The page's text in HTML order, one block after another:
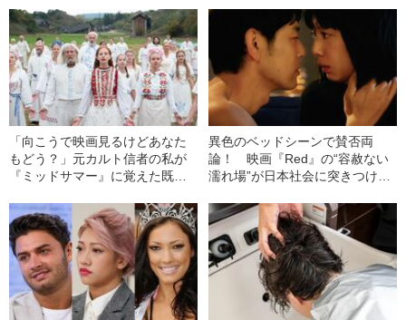
「向こうで映画見るけどあなた
もどう？」元カルト信者の私が
『ミッドサマー』に覚えた既視
異色のベッドシーンで賛否両
論！ 映画『Red』の“容赦ない
濡れ場”が日本社会に突きつけた